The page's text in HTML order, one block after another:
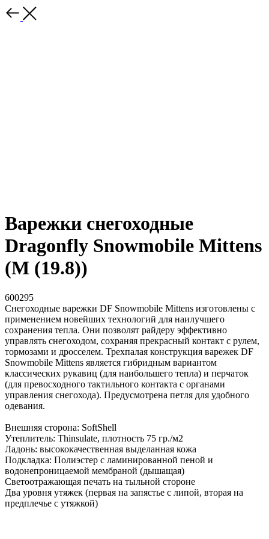
Варежки снегоходные
Dragonfly Snowmobile Mittens
(M (19.8))
600295
Снегоходные варежки DF Snowmobile Mittens изготовлены с
применением новейших технологий для наилучшего
сохранения тепла. Они позволят райдеру эффективно
управлять снегоходом, сохраняя прекрасный контакт с рулем,
тормозами и дросселем. Трехпалая конструкция варежек DF
Snowmobile Mittens является гибридным вариантом
классических рукавиц (для наибольшего тепла) и перчаток
(для превосходного тактильного контакта с органами
управления снегохода). Предусмотрена петля для удобного
одевания.
Внешняя сторона: SoftShell
Утеплитель: Thinsulate, плотность 75 гр./м2
Ладонь: высококачественная выделанная кожа
Подкладка: Полиэстер с ламинированной пеной и
водонепроницаемой мембраной (дышащая)
Светоотражающая печать на тыльной стороне
Два уровня утяжек (первая на запястье с липой, вторая на
предплечье с утяжкой)